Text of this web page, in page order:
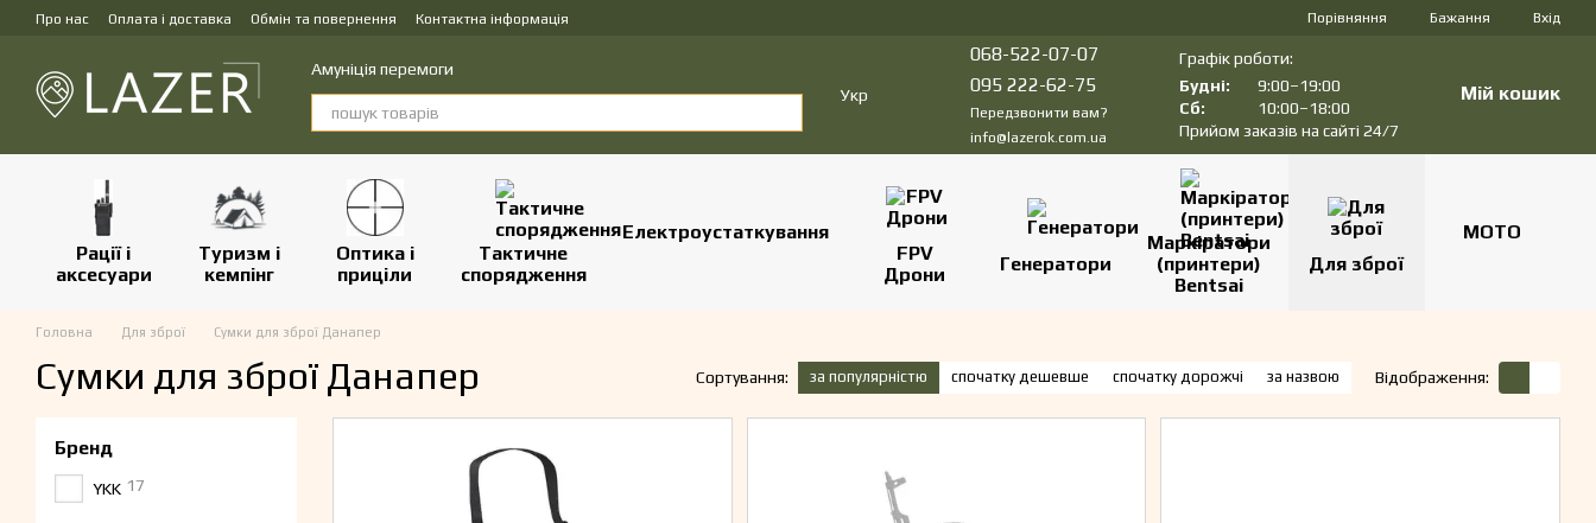
Перейти до основного контенту
Про нас Оплата і доставка Обмін та повернення Контактна інформація Порівняння Бажання Вхід
Амуніція перемоги
Укр
068-522-07-07
095 222-62-75
Передзвонити вам?
info@lazerok.com.ua
Графік роботи:
Будні:
9:00–19:00
Сб:
10:00–18:00
Прийом заказів на сайті 24/7
Мій кошик
Рації і
аксесуари
Туризм і
кемпінг
Оптика і
приціли
Тактичне
спорядження
Електроустаткування
FPV
Дрони
Генератори
Маркіратори
(принтери)
Bentsai
Для зброї
МОТО
Головна Для зброї Сумки для зброї Данапер
Сумки для зброї Данапер Сортування: за популярністю спочатку дешевше спочатку дорожчі за назвою Відображення:
Бренд
YKK 17